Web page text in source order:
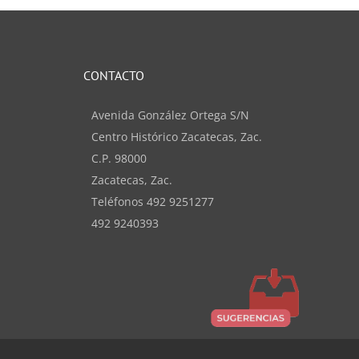
CONTACTO
Avenida González Ortega S/N
Centro Histórico Zacatecas, Zac.
C.P. 98000
Zacatecas, Zac.
Teléfonos 492 9251277
492 9240393